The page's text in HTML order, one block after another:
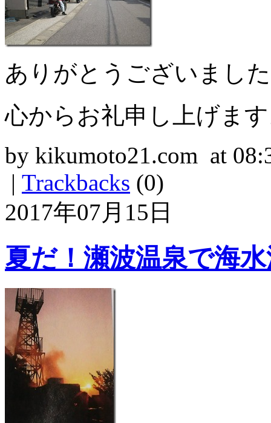
ありがとうございまし
心からお礼申し上げま
by kikumoto21.com at
| Trackbacks (0)
2017年07月15日
夏だ！瀬波温泉で海